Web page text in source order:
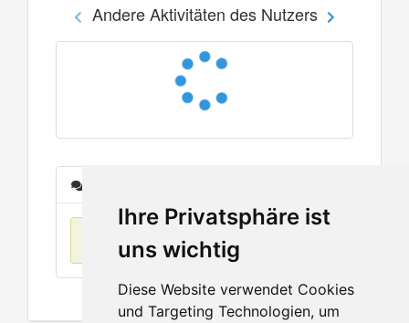
Ihre Privatsphäre ist
uns wichtig
Diese Website verwendet Cookies
und Targeting Technologien, um
Andere Aktivitäten des Nutzers
Keine Einträge